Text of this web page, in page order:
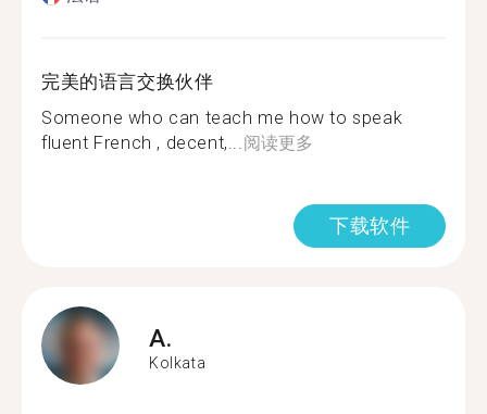
完美的语言交换伙伴
Someone who can teach me how to speak
fluent French , decent,...阅读更多
下载软件
A.
Kolkata